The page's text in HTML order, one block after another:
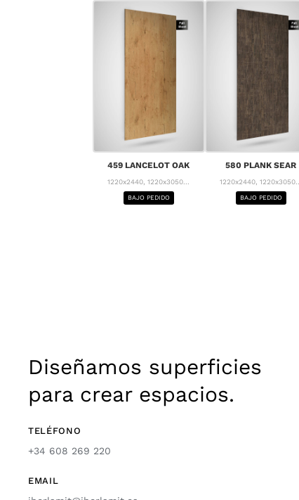
459 LANCELOT OAK
1220x2440, 1220x3050...
BAJO PEDIDO
580 PLANK SEAR
1220x2440, 1220x3050...
BAJO PEDIDO
Diseñamos superficies
para crear espacios.
TELÉFONO
+34 608 269 220
EMAIL